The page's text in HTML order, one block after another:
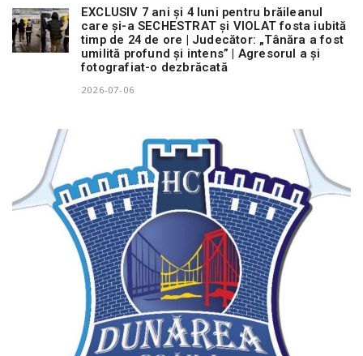
EXCLUSIV 7 ani și 4 luni pentru brăileanul
care și-a SECHESTRAT și VIOLAT fosta iubită
timp de 24 de ore | Judecător: „Tânăra a fost
umilită profund și intens” | Agresorul a și
fotografiat-o dezbrăcată
2026-07-06